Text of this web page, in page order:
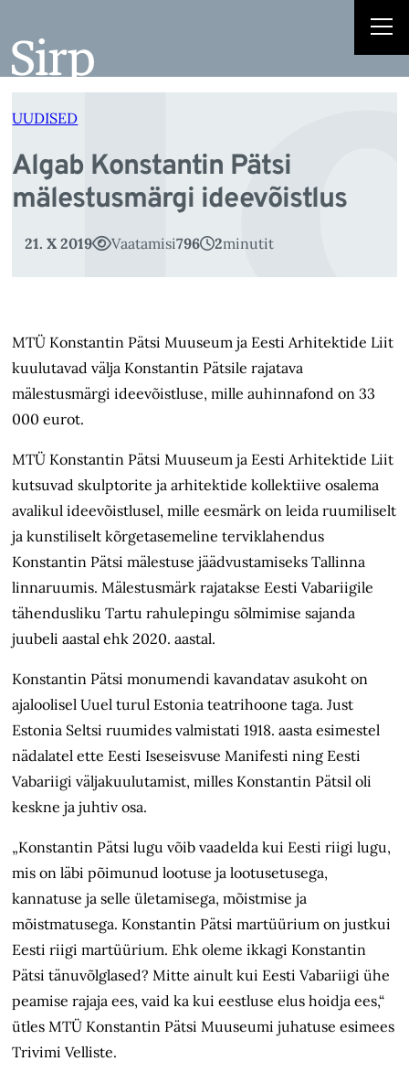
juurde
UUDISED
Algab Konstantin Pätsi
mälestusmärgi ideevõistlus
21. X 2019 Vaatamisi796 2minutit
MTÜ Konstantin Pätsi Muuseum ja Eesti Arhitektide Liit
kuulutavad välja Konstantin Pätsile rajatava
mälestusmärgi ideevõistluse, mille auhinnafond on 33
000 eurot.
MTÜ Konstantin Pätsi Muuseum ja Eesti Arhitektide Liit
kutsuvad skulptorite ja arhitektide kollektiive osalema
avalikul ideevõistlusel, mille eesmärk on leida ruumiliselt
ja kunstiliselt kõrgetasemeline terviklahendus
Konstantin Pätsi mälestuse jäädvustamiseks Tallinna
linnaruumis. Mälestusmärk rajatakse Eesti Vabariigile
tähendusliku Tartu rahulepingu sõlmimise sajanda
juubeli aastal ehk 2020. aastal.
Konstantin Pätsi monumendi kavandatav asukoht on
ajaloolisel Uuel turul Estonia teatrihoone taga. Just
Estonia Seltsi ruumides valmistati 1918. aasta esimestel
nädalatel ette Eesti Iseseisvuse Manifesti ning Eesti
Vabariigi väljakuulutamist, milles Konstantin Pätsil oli
keskne ja juhtiv osa.
„Konstantin Pätsi lugu võib vaadelda kui Eesti riigi lugu,
mis on läbi põimunud lootuse ja lootusetusega,
kannatuse ja selle ületamisega, mõistmise ja
mõistmatusega. Konstantin Pätsi martüürium on justkui
Eesti riigi martüürium. Ehk oleme ikkagi Konstantin
Pätsi tänuvõlglased? Mitte ainult kui Eesti Vabariigi ühe
peamise rajaja ees, vaid ka kui eestluse elus hoidja ees,“
ütles MTÜ Konstantin Pätsi Muuseumi juhatuse esimees
Trivimi Velliste.